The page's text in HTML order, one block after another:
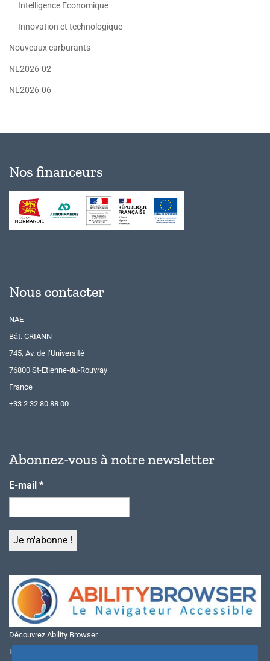
Intelligence Economique
Innovation et technologique
Nouveaux carburants
NL2026-02
NL2026-06
Nos financeurs
Nous contacter
NAE
Bât. CRIANN
745, Av. de l’Université
76800 St-Etienne-du-Rouvray
France
+33 2 32 80 88 00
Abonnez-vous à notre newsletter
E-mail *
Découvrez Ability Browser
Installer Ability Browser sur Windows